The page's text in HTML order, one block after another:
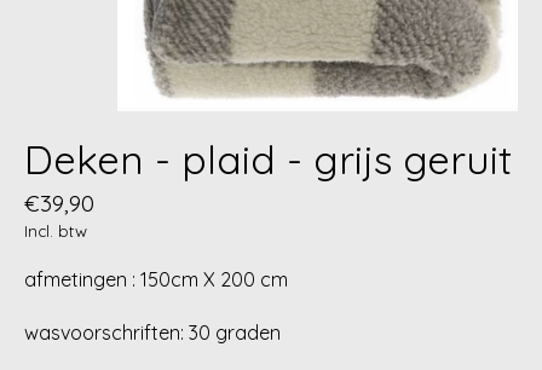
Deken - plaid - grijs geruit
€39,90
Incl. btw
afmetingen : 150cm X 200 cm
wasvoorschriften: 30 graden